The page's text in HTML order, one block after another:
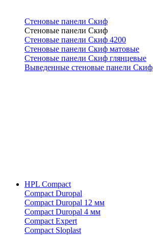
Стеновые панели Скиф
Стеновые панели Скиф
Стеновые панели Скиф 4200
Стеновые панели Скиф матовые
Стеновые панели Скиф глянцевые
Выведенные стеновые панели Скиф
HPL Compact
Compact Duropal
Compact Duropal 12 мм
Compact Duropal 4 мм
Compact Expert
Compact Sloplast